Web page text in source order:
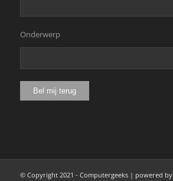
Onderwerp
© Copyright 2021 - Computergeeks | powered by